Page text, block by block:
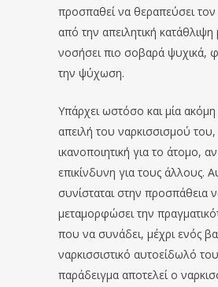
προσπαθεί να θεραπεύσει
από την απειλητική
νοσήσει πιο σοβαρά ψυχικά,
την ψύχωση.
Υπάρχει ωστόσο και μία
απειλή του ναρκισσισμού του,
ικανοποιητική για το άτομο,
επικίνδυνη για τους άλλους.
συνίσταται στην προσπάθεια
μεταμορφώσει την
που να συνάδει, μέχρι ενός
ναρκισσιστικό αυτοείδωλό
παράδειγμα αποτελεί ο